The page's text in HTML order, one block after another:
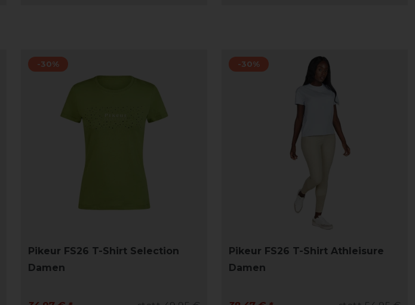
-30%
Pikeur FS26 T-Shirt Selection
Damen
-30%
Pikeur FS26 T-Shirt Athleisure
Damen